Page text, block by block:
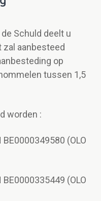
Schuld deelt u
zal aanbesteed
op
tussen 1,5
worden :
(OLO
(OLO